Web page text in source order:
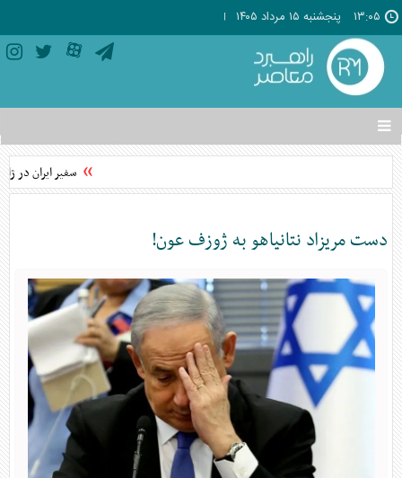
۱۳:۰۵ پنجشنبه ۱۵ مرداد ۱۴۰۵
تغییر
وضعیت
منوی
ها
سفیر ایران در
دست مریزاد نتانیاهو به ژوزف عون!